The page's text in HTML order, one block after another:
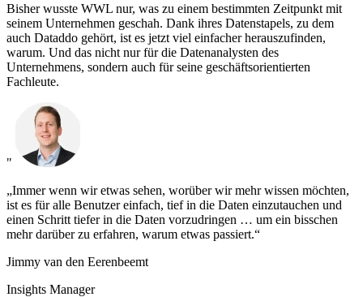
Bisher wusste WWL nur, was zu einem bestimmten Zeitpunkt mit
seinem Unternehmen geschah. Dank ihres Datenstapels, zu dem
auch Dataddo gehört, ist es jetzt viel einfacher herauszufinden,
warum. Und das nicht nur für die Datenanalysten des
Unternehmens, sondern auch für seine geschäftsorientierten
Fachleute.
"
„Immer wenn wir etwas sehen, worüber wir mehr wissen möchten,
ist es für alle Benutzer einfach, tief in die Daten einzutauchen und
einen Schritt tiefer in die Daten vorzudringen … um ein bisschen
mehr darüber zu erfahren, warum etwas passiert.“
Jimmy van den Eerenbeemt
Insights Manager